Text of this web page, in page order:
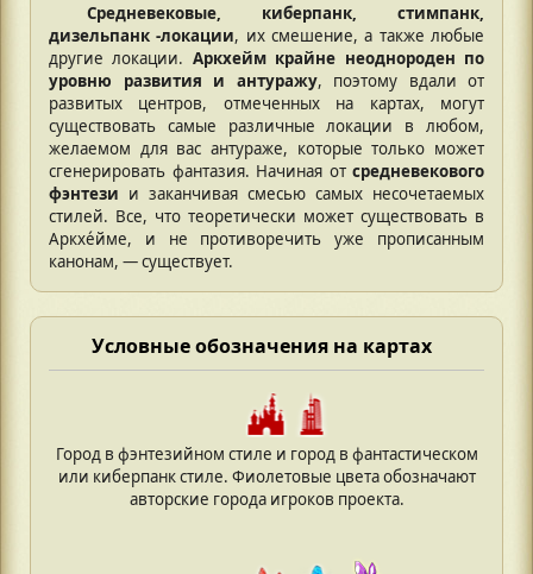
Средневековые, киберпанк, стимпанк,
дизельпанк -локации, их смешение, а также любые
другие локации. Аркхейм крайне неоднороден по
уровню развития и антуражу, поэтому вдали от
развитых центров, отмеченных на картах, могут
существовать самые различные локации в любом,
желаемом для вас антураже, которые только может
сгенерировать фантазия. Начиная от средневекового
фэнтези и заканчивая смесью самых несочетаемых
стилей. Все, что теоретически может существовать в
Аркхе́йме, и не противоречить уже прописанным
канонам, — существует.
Условные обозначения на картах
Город в фэнтезийном стиле и город в фантастическом
или киберпанк стиле. Фиолетовые цвета обозначают
авторские города игроков проекта.